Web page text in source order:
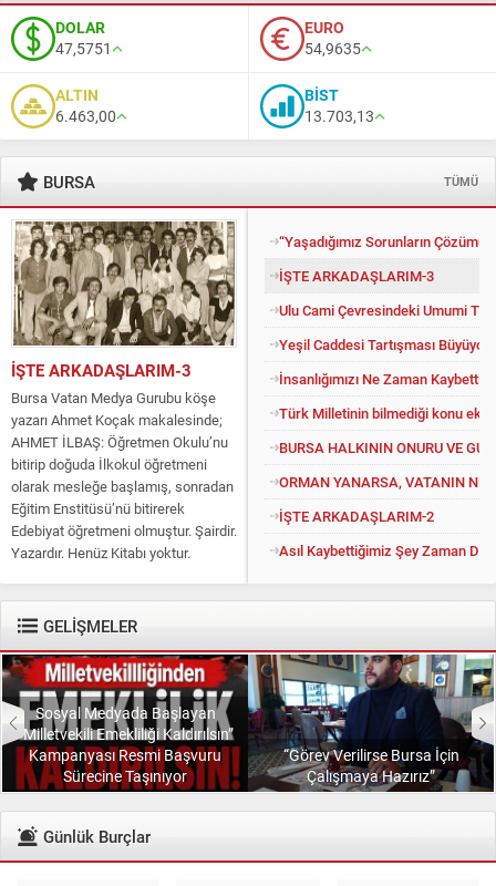
DOLAR
47,5751
EURO
54,9635
ALTIN
6.463,00
BİST
13.703,13
BURSA TÜMÜ
İŞTE ARKADAŞLARIM-3
Bursa Vatan Medya Gurubu köşe
yazarı Ahmet Koçak makalesinde;
AHMET İLBAŞ: Öğretmen Okulu’nu
bitirip doğuda İlkokul öğretmeni
olarak mesleğe başlamış, sonradan
Eğitim Enstitüsü’nü bitirerek
Edebiyat öğretmeni olmuştur. Şairdir.
Yazardır. Henüz Kitabı yoktur.
diyenlere güler geçer. Yüce...
“Yaşadığımız Sorunların
İŞTE ARKADAŞLARIM-3
Ulu Cami Çevresindeki Umumi
Yeşil Caddesi Tartışması Büyüyor
İnsanlığımızı Ne Zaman Kaybettik?
Türk Milletinin bilmediği konu
BURSA HALKININ ONURU VE
ORMAN YANARSA, VATANIN
İŞTE ARKADAŞLARIM-2
Asıl Kaybettiğimiz Şey Zaman
GELİŞMELER
Sosyal Medyada Başlayan
“Milletvekili Emekliliği Kaldırılsın”
Kampanyası Resmi Başvuru
Sürecine Taşınıyor
“Görev Verilirse Bursa İçin
Çalışmaya Hazırız”
Günlük Burçlar